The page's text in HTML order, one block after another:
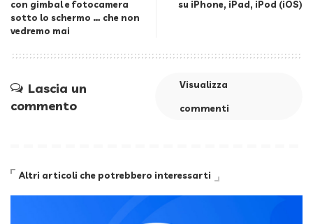
con gimbal e fotocamera
sotto lo schermo … che non
vedremo mai
su iPhone, iPad, iPod (iOS)
Lascia un
commento
Visualizza
commenti
Altri articoli che potrebbero interessarti